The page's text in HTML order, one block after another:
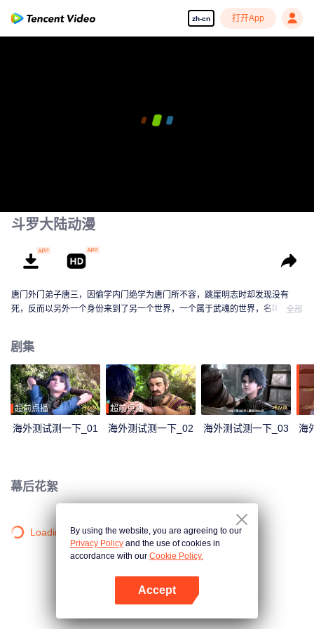
zh-cn 打开App
斗罗大陆动漫
唐门外门弟子唐三，因偷学内门绝学为唐门所不容，跳崖明志时却发现没有
死，反而以另外一个身份来到了另一个世界，一个属于武魂的世界，名叫斗罗
有器物，武魂可以辅助人们的日常生活。而其中一些特别出色的武魂却可以用
来修炼并进行战斗，这个职业，是斗罗大陆上最为强大也是最荣耀的职业“魂
师”。 小小的唐三在圣魂村开始了他的魂师修炼之路，并萌生了振兴唐门的梦
想。当唐门暗器来到斗罗大陆，当唐三武魂觉醒，他能否在这片武魂的世界再
铸唐门的辉煌？
全部
剧集
超前点播
海外测试测一下_01
超前点播
海外测试测一下_02 海外测试测一下_03 海
幕后花絮
Loading…By using the website, you are agreeing to our
Privacy Policy and the use of cookies in
accordance with our Cookie Policy.
Accept